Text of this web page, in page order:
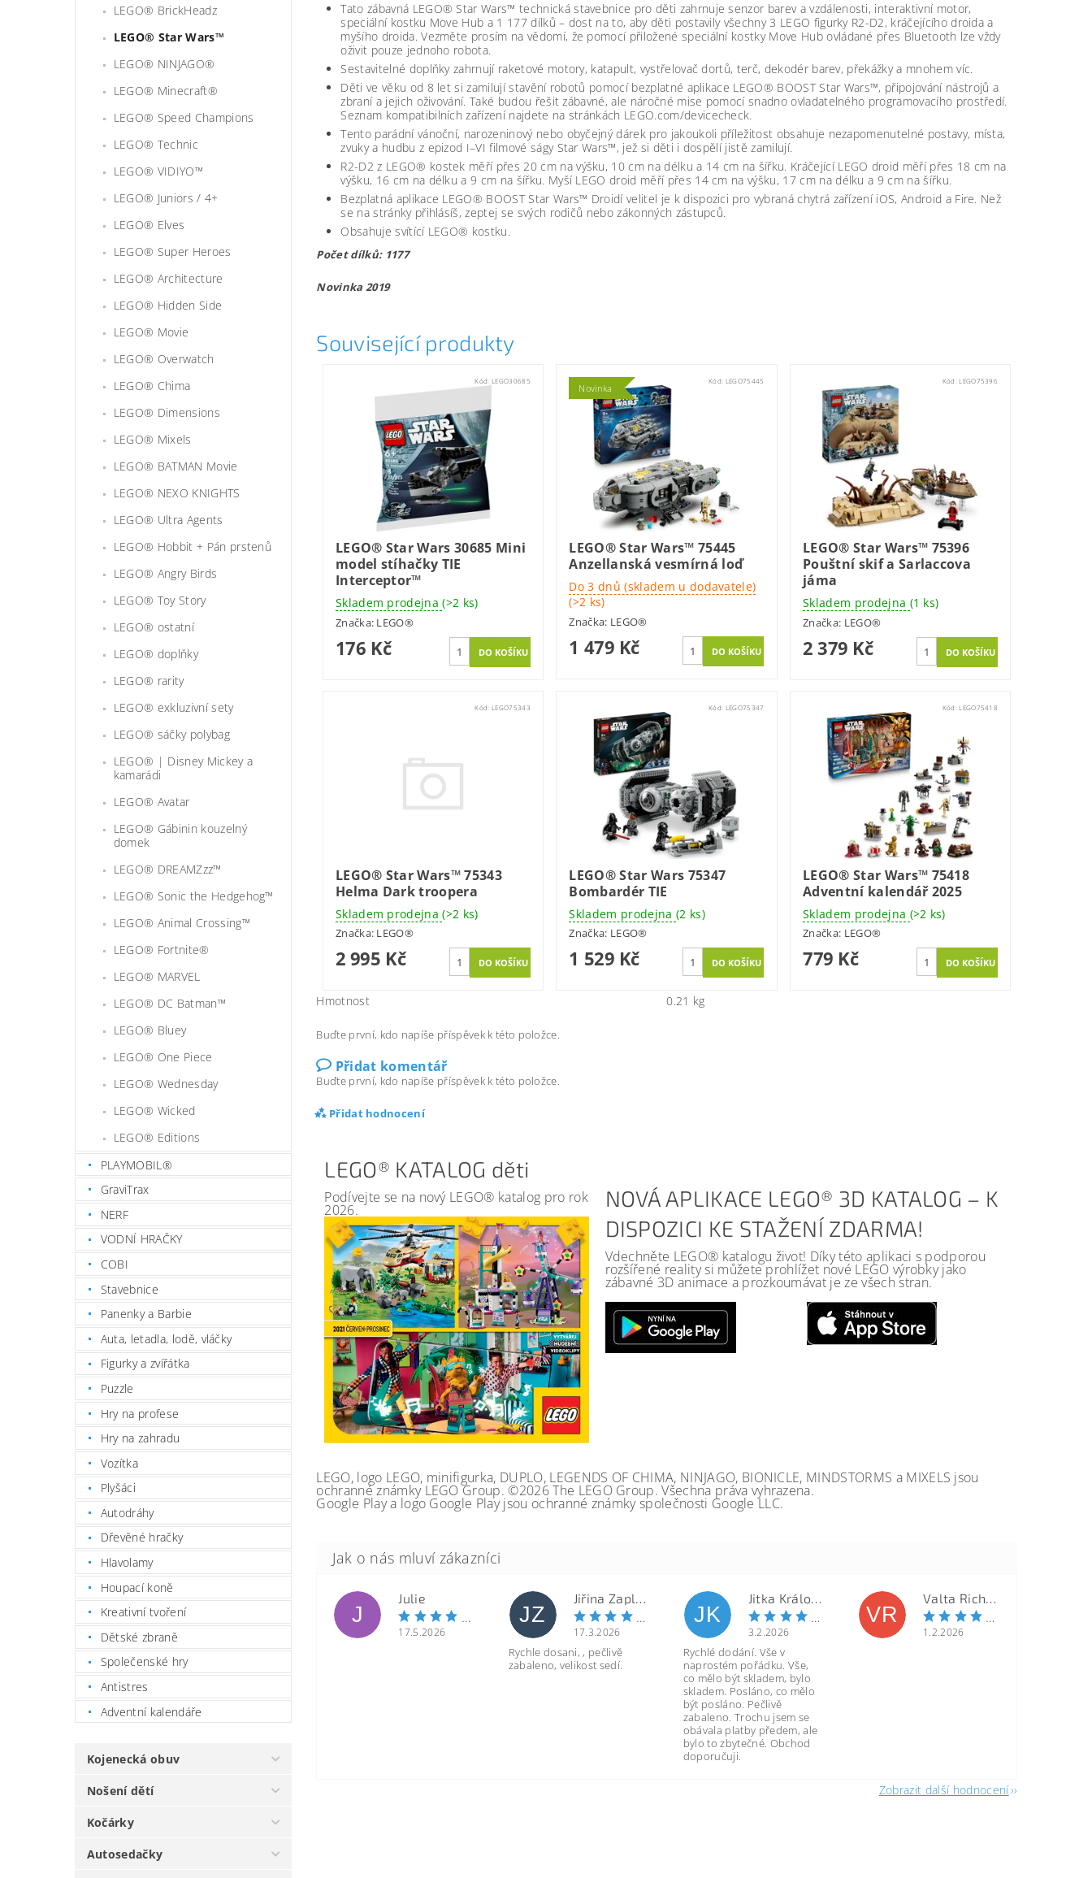
LEGO® BrickHeadz
LEGO® Star Wars™
LEGO® NINJAGO®
LEGO® Minecraft®
LEGO® Speed Champions
LEGO® Technic
LEGO® VIDIYO™
LEGO® Juniors / 4+
LEGO® Elves
LEGO® Super Heroes
LEGO® Architecture
LEGO® Hidden Side
LEGO® Movie
LEGO® Overwatch
LEGO® Chima
LEGO® Dimensions
LEGO® Mixels
LEGO® BATMAN Movie
LEGO® NEXO KNIGHTS
LEGO® Ultra Agents
LEGO® Hobbit + Pán prstenů
LEGO® Angry Birds
LEGO® Toy Story
LEGO® ostatní
LEGO® doplňky
LEGO® rarity
LEGO® exkluzivní sety
LEGO® sáčky polybag
LEGO® | Disney Mickey a
kamarádi
LEGO® Avatar
LEGO® Gábinin kouzelný
domek
LEGO® DREAMZzz™
LEGO® Sonic the Hedgehog™
LEGO® Animal Crossing™
LEGO® Fortnite®
LEGO® MARVEL
LEGO® DC Batman™
LEGO® Bluey
LEGO® One Piece
LEGO® Wednesday
LEGO® Wicked
LEGO® Editions
PLAYMOBIL®
GraviTrax
NERF
VODNÍ HRAČKY
COBI
Stavebnice
Panenky a Barbie
Auta, letadla, lodě, vláčky
Figurky a zvířátka
Puzzle
Hry na profese
Hry na zahradu
Vozítka
Plyšáci
Autodráhy
Dřevěné hračky
Hlavolamy
Houpací koně
Kreativní tvoření
Dětské zbraně
Společenské hry
Antistres
Adventní kalendáře
Kojenecká obuv
Nošení dětí
Kočárky
Autosedačky
Tato zábavná LEGO® Star Wars™ technická stavebnice pro děti zahrnuje senzor barev a vzdálenosti, interaktivní motor,
speciální kostku Move Hub a 1 177 dílků – dost na to, aby děti postavily všechny 3 LEGO figurky R2-D2, kráčejícího droida a
myšího droida. Vezměte prosím na vědomí, že pomocí přiložené speciální kostky Move Hub ovládané přes Bluetooth lze vždy
oživit pouze jednoho robota.
Sestavitelné doplňky zahrnují raketové motory, katapult, vystřelovač dortů, terč, dekodér barev, překážky a mnohem víc.
Děti ve věku od 8 let si zamilují stavění robotů pomocí bezplatné aplikace LEGO® BOOST Star Wars™, připojování nástrojů a
zbraní a jejich oživování. Také budou řešit zábavné, ale náročné mise pomocí snadno ovladatelného programovacího prostředí.
Seznam kompatibilních zařízení najdete na stránkách LEGO.com/devicecheck.
Tento parádní vánoční, narozeninový nebo obyčejný dárek pro jakoukoli příležitost obsahuje nezapomenutelné postavy, místa,
zvuky a hudbu z epizod I–VI filmové ságy Star Wars™, jež si děti i dospělí jistě zamilují.
R2-D2 z LEGO® kostek měří přes 20 cm na výšku, 10 cm na délku a 14 cm na šířku. Kráčející LEGO droid měří přes 18 cm na
výšku, 16 cm na délku a 9 cm na šířku. Myší LEGO droid měří přes 14 cm na výšku, 17 cm na délku a 9 cm na šířku.
Bezplatná aplikace LEGO® BOOST Star Wars™ Droidí velitel je k dispozici pro vybraná chytrá zařízení iOS, Android a Fire. Než
se na stránky přihlásíš, zeptej se svých rodičů nebo zákonných zástupců.
Obsahuje svítící LEGO® kostku.
Počet dílků: 1177
Novinka 2019
Související produkty
Kód:LEGO30685
LEGO® Star Wars 30685 Mini
model stíhačky TIE
Interceptor™
Skladem prodejna(>2 ks)
Značka: LEGO®
176 Kč
Novinka
Kód: LEGO75445
LEGO® Star Wars™ 75445
Anzellanská vesmírná loď
Do 3 dnů (skladem u dodavatele)
(>2 ks)
Značka: LEGO®
1 479 Kč
Kód:LEGO75396
LEGO® Star Wars™ 75396
Pouštní skif a Sarlaccova
jáma
Skladem prodejna (1 ks)
Značka: LEGO®
2 379 Kč
Kód:LEGO75343
LEGO® Star Wars™ 75343
Helma Dark troopera
Skladem prodejna(>2 ks)
Značka: LEGO®
2 995 Kč
Kód: LEGO75347
LEGO® Star Wars 75347
Bombardér TIE
Skladem prodejna (2 ks)
Značka: LEGO®
1 529 Kč
Kód:LEGO75418
LEGO® Star Wars™ 75418
Adventní kalendář 2025
Skladem prodejna (>2 ks)
Značka: LEGO®
779 Kč
Hmotnost 0.21 kg
Buďte první, kdo napíše příspěvek k této položce.
Přidat komentář
Buďte první, kdo napíše příspěvek k této položce.
Přidat hodnocení
LEGO® KATALOG děti
Podívejte se na nový LEGO® katalog pro rok
2026.
NOVÁ APLIKACE LEGO® 3D KATALOG – K
DISPOZICI KE STAŽENÍ ZDARMA!
Vdechněte LEGO® katalogu život! Díky této aplikaci s podporou
rozšířené reality si můžete prohlížet nové LEGO výrobky jako
zábavné 3D animace a prozkoumávat je ze všech stran.
LEGO, logo LEGO, minifigurka, DUPLO, LEGENDS OF CHIMA, NINJAGO, BIONICLE, MINDSTORMS a MIXELS jsou
ochranné známky LEGO Group. ©2026 The LEGO Group. Všechna práva vyhrazena.
Google Play a logo Google Play jsou ochranné známky společnosti Google LLC.
J
Julie
17.5.2026
JZ
Jiřina Zapletalová
17.3.2026
Rychle dosani, , pečlivě
zabaleno, velikost sedí.
JK
Jitka Královcová
3.2.2026
Rychlé dodání. Vše v
naprostém pořádku. Vše,
co mělo být skladem, bylo
skladem. Posláno, co mělo
být posláno. Pečlivě
zabaleno. Trochu jsem se
obávala platby předem, ale
bylo to zbytečné. Obchod
doporučuji.
VR
Valta Richard
1.2.2026
Zobrazit další hodnocení